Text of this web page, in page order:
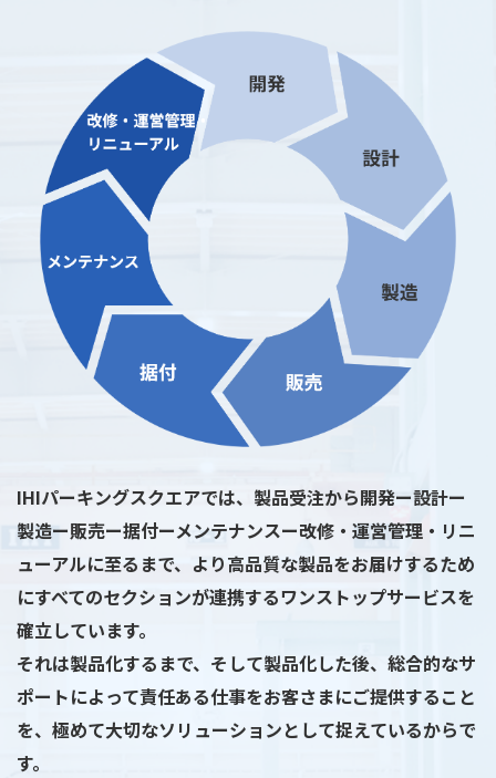
IHIパーキングスクエアでは、製品受注から開発ー設計ー
製造ー販売ー据付ーメンテナンスー改修・運営管理・リニ
ューアルに⾄るまで、より⾼品質な製品をお届けするため
にすべてのセクションが連携するワンストップサービスを
確⽴しています。
それは製品化するまで、そして製品化した後、総合的なサ
ポートによって責任ある仕事をお客さまにご提供すること
を、極めて⼤切なソリューションとして捉えているからで
す。